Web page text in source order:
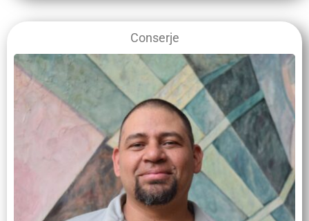
Conserje